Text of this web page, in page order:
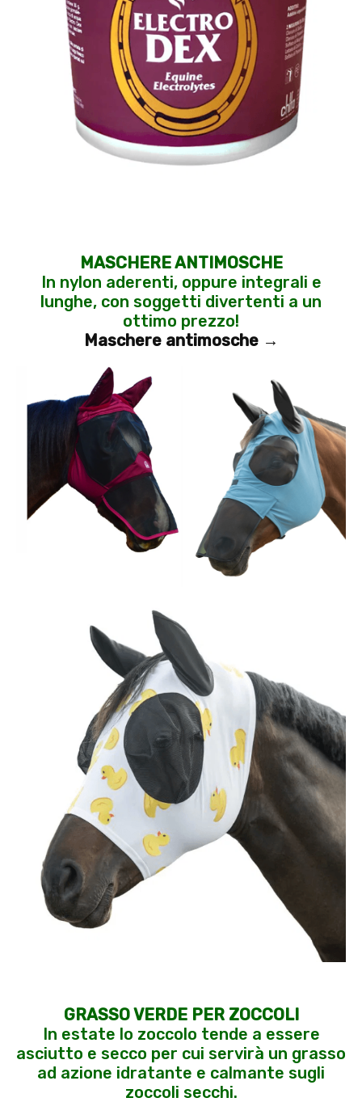
MASCHERE ANTIMOSCHE
In nylon aderenti, oppure integrali e
lunghe, con soggetti divertenti a un
ottimo prezzo!
Maschere antimosche →
GRASSO VERDE PER ZOCCOLI
In estate lo zoccolo tende a essere
asciutto e secco per cui servirà un grasso
ad azione idratante e calmante sugli
zoccoli secchi.